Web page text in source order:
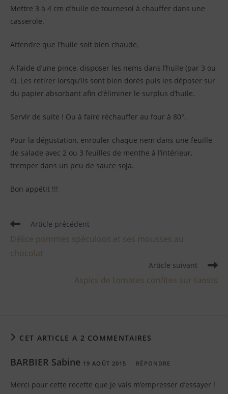
Mettre 3 à 4 cm d’huile de tournesol à chauffer dans une
casserole.
Attendre que l’huile soit bien chaude.
A l’aide d’une pince, disposer les nems dans l’huile (par 3 ou
4). Les retirer lorsqu’ils sont bien dorés puis les déposer sur
du papier absorbant afin d’éliminer le surplus d’huile.
Servir de suite ! Ou à faire réchauffer au four à 80°.
Pour la dégustation, enrouler chaque nem dans une feuille
de salade avec 2 ou 3 feuilles de menthe à l’intérieur,
tremper dans un peu de sauce soja.
Bon appétit !!!
Article précédent
Délice pommes spéculoos et ses mousses au
chocolat
Article suivant
Aspics de tomates confites sur taosts
CET ARTICLE A 2 COMMENTAIRES
BARBIER Sabine 19 AOÛT 2015 RÉPONDRE
Merci pour cette recette que je vais m’empresser d’essayer !